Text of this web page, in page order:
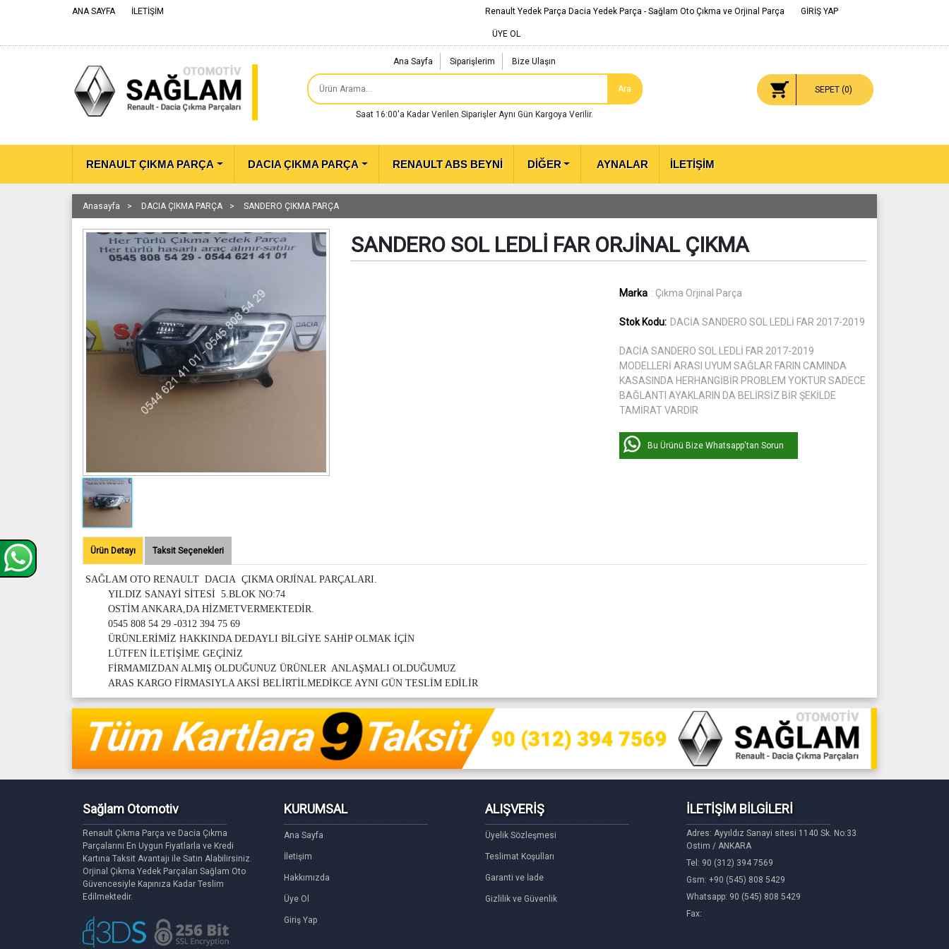
ANA SAYFA İLETİŞİM Renault Yedek Parça Dacia Yedek Parça - Sağlam Oto Çıkma ve Orjinal Parça GİRİŞ YAP
ÜYE OL
Ana Sayfa Siparişlerim Bize Ulaşın
Ara
Saat 16:00'a Kadar Verilen Siparişler Aynı Gün Kargoya Verilir.
SEPET (0)
RENAULT ÇIKMA PARÇA DACIA ÇIKMA PARÇA RENAULT ABS BEYNİ DİĞER AYNALAR İLETİŞİM
Anasayfa DACIA ÇIKMA PARÇA SANDERO ÇIKMA PARÇA
SANDERO SOL LEDLİ FAR ORJİNAL ÇIKMA
Marka : Çıkma Orjinal Parça
Stok Kodu: DACİA SANDERO SOL LEDLİ FAR 2017-2019
DACİA SANDERO SOL LEDLİ FAR 2017-2019
MODELLERİ ARASI UYUM SAĞLAR FARIN CAMINDA
KASASINDA HERHANGİBİR PROBLEM YOKTUR SADECE
BAĞLANTI AYAKLARIN DA BELİRSİZ BİR ŞEKİLDE
TAMİRAT VARDIR
Bu Ürünü Bize Whatsapp'tan Sorun
Ürün Detayı Taksit Seçenekleri
SAĞLAM OTO RENAULT DACIA ÇIKMA ORJİNAL PARÇALARI.
YILDIZ SANAYİ SİTESİ 5.BLOK NO:74
OSTİM ANKARA,DA HİZMETVERMEKTEDİR.
0545 808 54 29 -0312 394 75 69
ÜRÜNLERİMİZ HAKKINDA DEDAYLI BİLGİYE SAHİP OLMAK İÇİN
LÜTFEN İLETİŞİME GEÇİNİZ
FİRMAMIZDAN ALMIŞ OLDUĞUNUZ ÜRÜNLER ANLAŞMALI OLDUĞUMUZ
ARAS KARGO FİRMASIYLA AKSİ BELİRTİLMEDİKCE AYNI GÜN TESLİM EDİLİR
Sağlam Otomotiv
Renault Çıkma Parça ve Dacia Çıkma
Parçalarını En Uygun Fiyatlarla ve Kredi
Kartına Taksit Avantajı ile Satın Alabilirsiniz.
Orjinal Çıkma Yedek Parçaları Sağlam Oto
Güvencesiyle Kapınıza Kadar Teslim
Edilmektedir.
KURUMSAL
Ana Sayfa
İletişim
Hakkımızda
Üye Ol
Giriş Yap
ALIŞVERİŞ
Üyelik Sözleşmesi
Teslimat Koşulları
Garanti ve İade
Gizlilik ve Güvenlik
İLETİŞİM BİLGİLERİ
Adres: Ayyıldız Sanayi sitesi 1140 Sk. No:33
Ostim / ANKARA
Tel: 90 (312) 394 7569
Gsm: +90 (545) 808 5429
Whatsapp: 90 (545) 808 5429
Fax: